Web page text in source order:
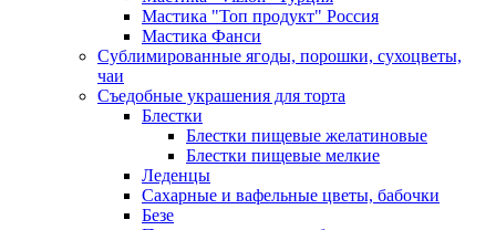
Мастика "Топ продукт" Россия
Мастика Фанси
Сублимированные ягоды, порошки, сухоцветы,
чаи
Съедобные украшения для торта
Блестки
Блестки пищевые желатиновые
Блестки пищевые мелкие
Леденцы
Сахарные и вафельные цветы, бабочки
Безе